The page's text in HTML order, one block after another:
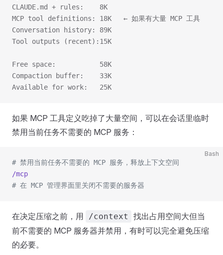
CLAUDE.md + rules:    8K
MCP tool definitions: 18K   ← 如果有大量 MCP 工具
Conversation history: 89K
Tool outputs (recent):15K
Free space:           58K
Compaction buffer:    33K
Available for work:   25K
如果 MCP 工具定义吃掉了大量空间，可以在会话里临时
禁用当前任务不需要的 MCP 服务：
Bash
# 禁用当前任务不需要的 MCP 服务，释放上下文空间
/mcp
# 在 MCP 管理界面里关闭不需要的服务器
在决定压缩之前，用 /context
找出占用空间大但当
前不需要的 MCP 服务器并禁用，有时可以完全避免压缩
的必要。